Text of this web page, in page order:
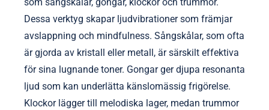
som sångskålar, gongar, klockor och trummor.
Dessa verktyg skapar ljudvibrationer som främjar
avslappning och mindfulness. Sångskålar, som ofta
är gjorda av kristall eller metall, är särskilt effektiva
för sina lugnande toner. Gongar ger djupa resonanta
ljud som kan underlätta känslomässig frigörelse.
Klockor lägger till melodiska lager, medan trummor